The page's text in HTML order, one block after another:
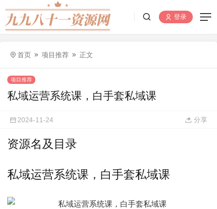
登录
首页 项目推荐 正文
项目推荐
私域运营系统课，白手套私域课
2024-11-24 分享
资源名及目录
私域运营系统课，白手套私域课